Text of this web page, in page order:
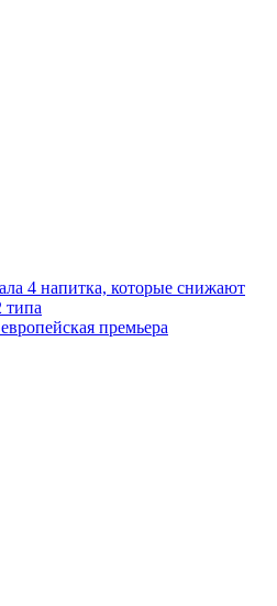
4 напитка, которые снижают
типа
премьера